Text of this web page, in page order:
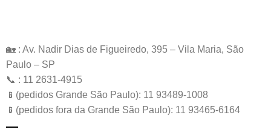
🏡 : Av. Nadir Dias de Figueiredo, 395 – Vila Maria, São
Paulo – SP
📞 : 11 2631-4915
📱(pedidos Grande São Paulo): 11 93489-1008
📱(pedidos fora da Grande São Paulo): 11 93465-6164